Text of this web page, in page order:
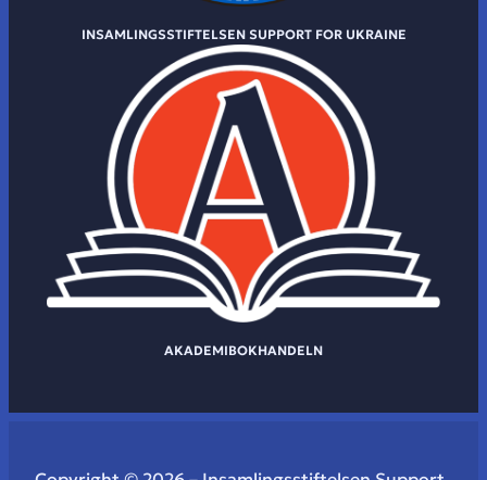
INSAMLINGSSTIFTELSEN SUPPORT FOR UKRAINE
AKADEMIBOKHANDELN